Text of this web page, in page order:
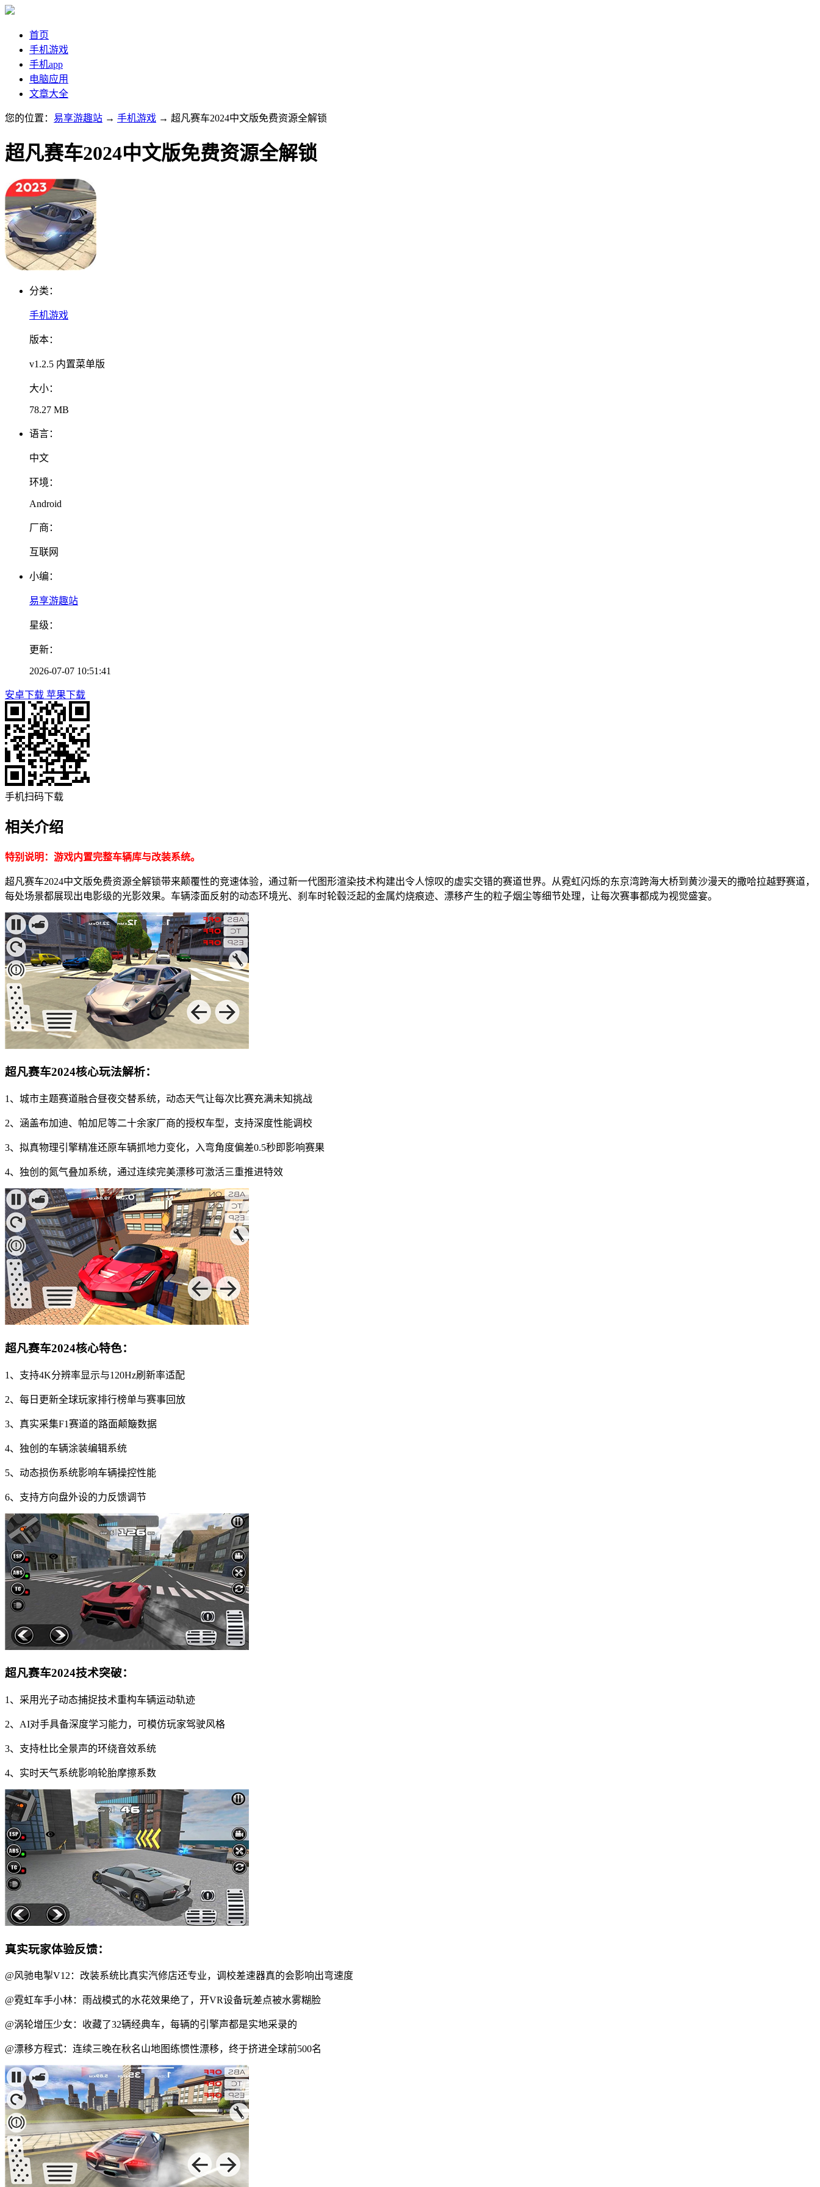
首页
手机游戏
手机app
电脑应用
文章大全
您的位置： 易享游趣站 → 手机游戏 → 超凡赛车2024中文版免费资源全解锁
超凡赛车2024中文版免费资源全解锁
分类：
手机游戏
版本：
v1.2.5 内置菜单版
大小：
78.27 MB
语言：
中文
环境：
Android
厂商：
互联网
小编：
易享游趣站
星级：
更新：
2026-07-07 10:51:41
安卓下载 苹果下载
手机扫码下载
相关介绍
特别说明：游戏内置完整车辆库与改装系统。
超凡赛车2024中文版免费资源全解锁带来颠覆性的竞速体验，通过新一代图形渲染技术构建出令人惊叹的虚实交错的赛道世界。从霓虹闪烁的东京湾跨海大桥到黄沙漫天的撒哈拉越野赛道，
每处场景都展现出电影级的光影效果。车辆漆面反射的动态环境光、刹车时轮毂泛起的金属灼烧痕迹、漂移产生的粒子烟尘等细节处理，让每次赛事都成为视觉盛宴。
超凡赛车2024核心玩法解析：
1、城市主题赛道融合昼夜交替系统，动态天气让每次比赛充满未知挑战
2、涵盖布加迪、帕加尼等二十余家厂商的授权车型，支持深度性能调校
3、拟真物理引擎精准还原车辆抓地力变化，入弯角度偏差0.5秒即影响赛果
4、独创的氮气叠加系统，通过连续完美漂移可激活三重推进特效
超凡赛车2024核心特色：
1、支持4K分辨率显示与120Hz刷新率适配
2、每日更新全球玩家排行榜单与赛事回放
3、真实采集F1赛道的路面颠簸数据
4、独创的车辆涂装编辑系统
5、动态损伤系统影响车辆操控性能
6、支持方向盘外设的力反馈调节
超凡赛车2024技术突破：
1、采用光子动态捕捉技术重构车辆运动轨迹
2、AI对手具备深度学习能力，可模仿玩家驾驶风格
3、支持杜比全景声的环绕音效系统
4、实时天气系统影响轮胎摩擦系数
真实玩家体验反馈：
@风驰电掣V12：改装系统比真实汽修店还专业，调校差速器真的会影响出弯速度
@霓虹车手小林：雨战模式的水花效果绝了，开VR设备玩差点被水雾糊脸
@涡轮增压少女：收藏了32辆经典车，每辆的引擎声都是实地采录的
@漂移方程式：连续三晚在秋名山地图练惯性漂移，终于挤进全球前500名